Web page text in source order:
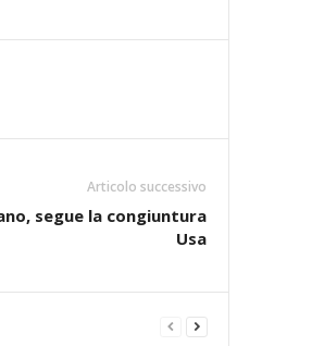
Articolo successivo
segue la congiuntura
Usa